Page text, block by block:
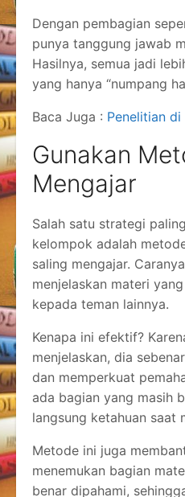
Dengan pembagian
punya tanggung jawab
Hasilnya, semua jadi
yang hanya “numpang
Baca Juga : Penelitian
Gunakan
Mengajar
Salah satu strategi
kelompok adalah
saling mengajar.
menjelaskan materi
kepada teman lainnya.
Kenapa ini efektif?
menjelaskan, dia
dan memperkuat
ada bagian yang masih
langsung ketahuan saat
Metode ini juga
menemukan bagian
benar dipahami,